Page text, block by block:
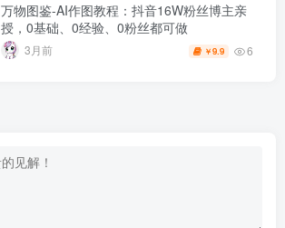
万物图鉴-AI作图教程：抖音16W粉丝博主亲
授，0基础、0经验、0粉丝都可做
3月前 ￥9.9 6